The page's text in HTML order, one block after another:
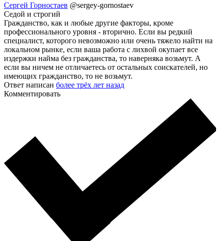
Сергей Горностаев @sergey-gornostaev
Седой и строгий
Гражданство, как и любые другие факторы, кроме
профессионального уровня - вторично. Если вы редкий
специалист, которого невозможно или очень тяжело найти на
локальном рынке, если ваша работа с лихвой окупает все
издержки найма без гражданства, то наверняка возьмут. А
если вы ничем не отличаетесь от остальных соискателей, но
имеющих гражданство, то не возьмут.
Ответ написан более трёх лет назад
Комментировать